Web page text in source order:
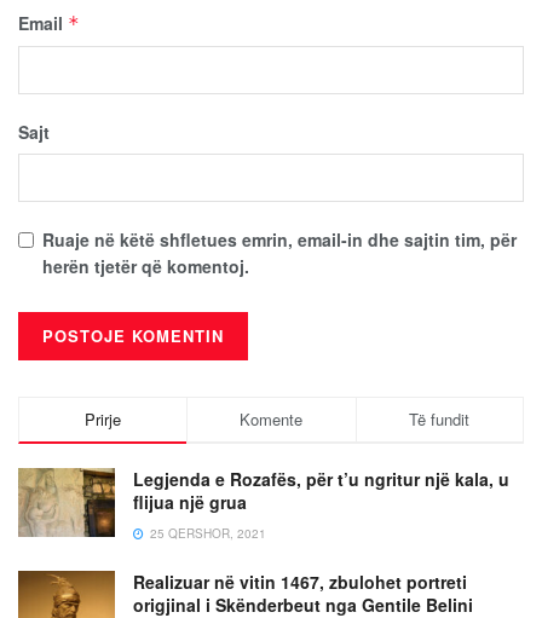
Email *
Sajt
Ruaje në këtë shfletues emrin, email-in dhe sajtin tim, për
herën tjetër që komentoj.
Prirje Komente Të fundit
Legjenda e Rozafës, për t’u ngritur një kala, u
flijua një grua
25 QERSHOR, 2021
Realizuar në vitin 1467, zbulohet portreti
origjinal i Skënderbeut nga Gentile Belini